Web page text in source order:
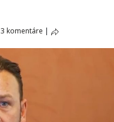
3 komentáre |